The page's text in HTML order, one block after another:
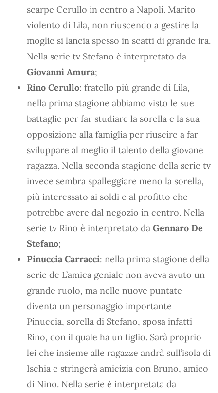
scarpe Cerullo in centro a Napoli. Marito
violento di Lila, non riuscendo a gestire la
moglie si lancia spesso in scatti di grande ira.
Nella serie tv Stefano è interpretato da
Giovanni Amura;
Rino Cerullo: fratello più grande di Lila,
nella prima stagione abbiamo visto le sue
battaglie per far studiare la sorella e la sua
opposizione alla famiglia per riuscire a far
sviluppare al meglio il talento della giovane
ragazza. Nella seconda stagione della serie tv
invece sembra spalleggiare meno la sorella,
più interessato ai soldi e al profitto che
potrebbe avere dal negozio in centro. Nella
serie tv Rino è interpretato da Gennaro De
Stefano;
Pinuccia Carracci: nella prima stagione della
serie de L’amica geniale non aveva avuto un
grande ruolo, ma nelle nuove puntate
diventa un personaggio importante
Pinuccia, sorella di Stefano, sposa infatti
Rino, con il quale ha un figlio. Sarà proprio
lei che insieme alle ragazze andrà sull’isola di
Ischia e stringerà amicizia con Bruno, amico
di Nino. Nella serie è interpretata da